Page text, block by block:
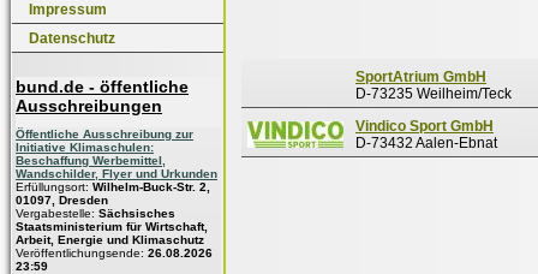
Impressum
Datenschutz
bund.de - öffentliche
Ausschreibungen
Öffentliche Ausschreibung zur
Initiative Klimaschulen:
Beschaffung Werbemittel,
Wandschilder, Flyer und Urkunden
Erfüllungsort: Wilhelm-Buck-Str. 2,
01097, Dresden
Vergabestelle: Sächsisches
Staatsministerium für Wirtschaft,
Arbeit, Energie und Klimaschutz
Veröffentlichungsende: 26.08.2026
23:59
SportAtrium GmbH
D-73235 Weilheim/Teck
Vindico Sport GmbH
D-73432 Aalen-Ebnat